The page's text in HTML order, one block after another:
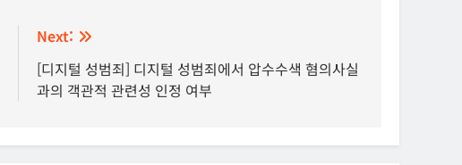
Next:
[디지털 성범죄] 디지털 성범죄에서 압수수색 혐의사실
과의 객관적 관련성 인정 여부